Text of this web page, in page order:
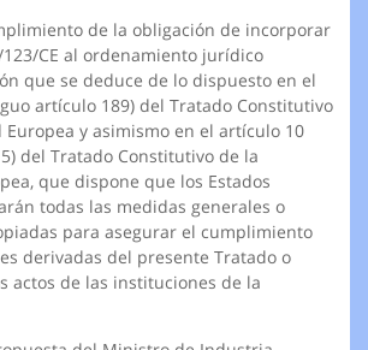
de la obligación de incorporar
CE al ordenamiento jurídico
que se deduce de lo dispuesto en el
artículo 189) del Tratado Constitutivo
y asimismo en el artículo 10
del Tratado Constitutivo de la
que dispone que los Estados
todas las medidas generales o
para asegurar el cumplimiento
derivadas del presente Tratado o
actos de las instituciones de la